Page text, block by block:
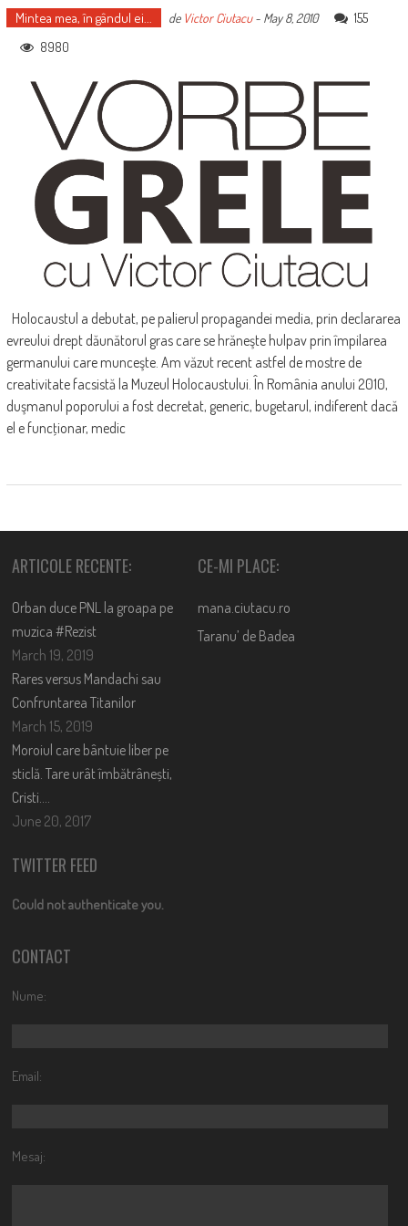
Mintea mea, în gândul ei... de Victor Ciutacu- May 8, 2010
155
8980
Holocaustul a debutat, pe palierul propagandei media, prin declararea
evreului drept dăunătorul gras care se hrăneşte hulpav prin împilarea
germanului care munceşte. Am văzut recent astfel de mostre de
creativitate facsistă la Muzeul Holocaustului. În România anului 2010,
duşmanul poporului a fost decretat, generic, bugetarul, indiferent dacă
el e funcţionar, medic
ARTICOLE RECENTE:
Orban duce PNL la groapa pe
muzica #Rezist
March 19, 2019
Rares versus Mandachi sau
Confruntarea Titanilor
March 15, 2019
Moroiul care bântuie liber pe
sticlă. Tare urât îmbătrânești,
Cristi….
June 20, 2017
CE-MI PLACE:
mana.ciutacu.ro
Taranu’ de Badea
TWITTER FEED
Could not authenticate you.
CONTACT
Nume:
Email:
Mesaj: